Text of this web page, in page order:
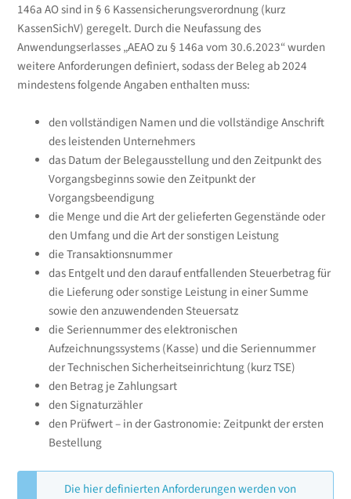
146a AO sind in § 6 Kassensicherungsverordnung (kurz
KassenSichV) geregelt. Durch die Neufassung des
Anwendungserlasses „AEAO zu § 146a vom 30.6.2023“ wurden
weitere Anforderungen definiert, sodass der Beleg ab 2024
mindestens folgende Angaben enthalten muss:
den vollständigen Namen und die vollständige Anschrift
des leistenden Unternehmers
das Datum der Belegausstellung und den Zeitpunkt des
Vorgangsbeginns sowie den Zeitpunkt der
Vorgangsbeendigung
die Menge und die Art der gelieferten Gegenstände oder
den Umfang und die Art der sonstigen Leistung
die Transaktionsnummer
das Entgelt und den darauf entfallenden Steuerbetrag für
die Lieferung oder sonstige Leistung in einer Summe
sowie den anzuwendenden Steuersatz
die Seriennummer des elektronischen
Aufzeichnungssystems (Kasse) und die Seriennummer
der Technischen Sicherheitseinrichtung (kurz TSE)
den Betrag je Zahlungsart
den Signaturzähler
den Prüfwert – in der Gastronomie: Zeitpunkt der ersten
Bestellung
Die hier definierten Anforderungen werden von